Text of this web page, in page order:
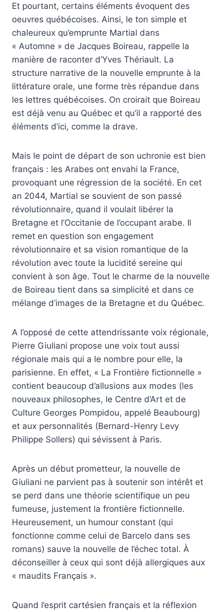
Et pourtant, certains éléments évoquent des
oeuvres québécoises. Ainsi, le ton simple et
chaleureux qu’emprunte Martial dans
« Automne » de Jacques Boireau, rappelle la
manière de raconter d’Yves Thériault. La
structure narrative de la nouvelle emprunte à la
littérature orale, une forme très répandue dans
les lettres québécoises. On croirait que Boireau
est déjà venu au Québec et qu’il a rapporté des
éléments d’ici, comme la drave.
Mais le point de départ de son uchronie est bien
français : les Arabes ont envahi la France,
provoquant une régression de la société. En cet
an 2044, Martial se souvient de son passé
révolutionnaire, quand il voulait libérer la
Bretagne et l’Occitanie de l’occupant arabe. Il
remet en question son engagement
révolutionnaire et sa vision romantique de la
révolution avec toute la lucidité sereine qui
convient à son âge. Tout le charme de la nouvelle
de Boireau tient dans sa simplicité et dans ce
mélange d’images de la Bretagne et du Québec.
A l’opposé de cette attendrissante voix régionale,
Pierre Giuliani propose une voix tout aussi
régionale mais qui a le nombre pour elle, la
parisienne. En effet, « La Frontière fictionnelle »
contient beaucoup d’allusions aux modes (les
nouveaux philosophes, le Centre d’Art et de
Culture Georges Pompidou, appelé Beaubourg)
et aux personnalités (Bernard-Henry Levy
Philippe Sollers) qui sévissent à Paris.
Après un début prometteur, la nouvelle de
Giuliani ne parvient pas à soutenir son intérêt et
se perd dans une théorie scientifique un peu
fumeuse, justement la frontière fictionnelle.
Heureusement, un humour constant (qui
fonctionne comme celui de Barcelo dans ses
romans) sauve la nouvelle de l’échec total. À
déconseiller à ceux qui sont déjà allergiques aux
« maudits Français ».
Quand l’esprit cartésien français et la réflexion